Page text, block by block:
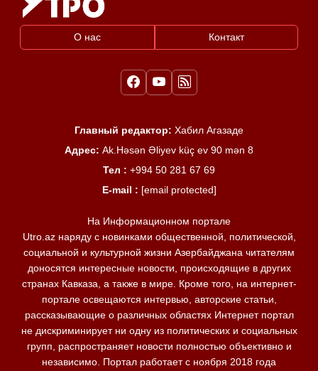
О нас Контакт
Главный редактор: Хабил Агазаде
Адрес: Ak.Həsən Əliyev küç ev 90 mən 8
Тел : +994 50 281 67 69
E-mail : [email protected]
На Информационном портале
Utro.az наряду с новинками общественной, политической,
социальной и культурной жизни Азербайджана читателям
доносятся интересные новости, происходящие в других
странах Кавказа, а также в мире. Кроме того, на интернет-
портале освещаются интервью, авторские статьи,
рассказывающие о различных областях Интернет портал
не дискриминирует ни одну из политических и социальных
групп, распространяет новости полностью объективно и
независимо. Портал работает с ноября 2018 года